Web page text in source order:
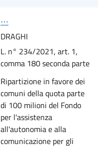
⋯
DRAGHI
L. n° 234/2021, art. 1,
comma 180 seconda parte
Ripartizione in favore dei
comuni della quota parte
di 100 milioni del Fondo
per l'assistenza
all'autonomia e alla
comunicazione per gli